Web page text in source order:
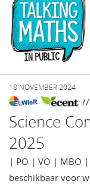
18 NOVEMBER 2024
//
Science
2025
| PO | VO | MBO |
beschikbaar voor